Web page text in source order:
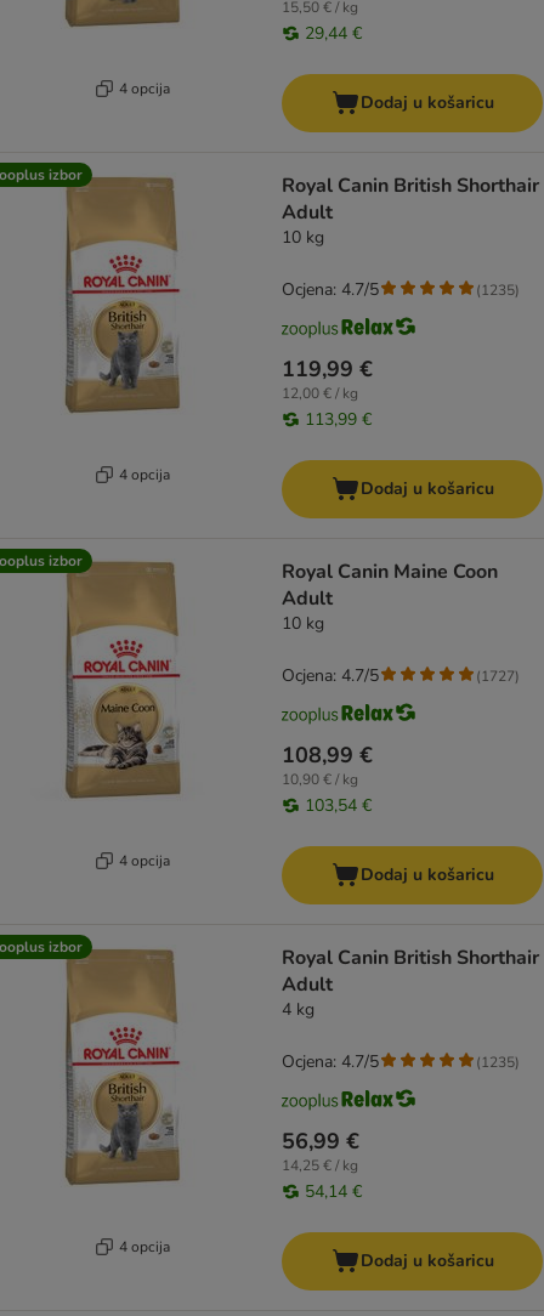
4 opcija
15,50 € / kg
29,44 €
Dodaj u košaricu
izbor
4 opcija
Royal Canin British Shorthair
Adult
10 kg
119,99 €
12,00 € / kg
113,99 €
Ocjena: 4.7/5 (1235)
Dodaj u košaricu
izbor
4 opcija
Royal Canin Maine Coon
Adult
10 kg
108,99 €
10,90 € / kg
103,54 €
Ocjena: 4.7/5 (1727)
Dodaj u košaricu
izbor
4 opcija
Royal Canin British Shorthair
Adult
4 kg
56,99 €
14,25 € / kg
54,14 €
Ocjena: 4.7/5 (1235)
Dodaj u košaricu